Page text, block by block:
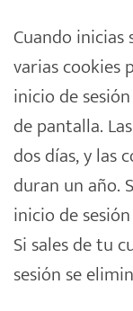
Cuando
varias
inicio de
de pantalla.
dos días, y las
duran un año.
inicio de
Si sales de tu
sesión se